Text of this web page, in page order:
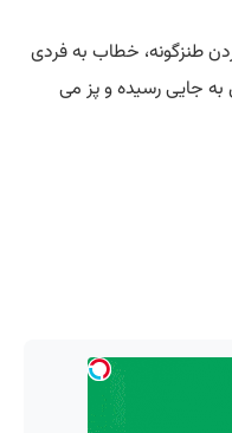
طنزگونه، خطاب به فردی
به جایی رسیده و پز می